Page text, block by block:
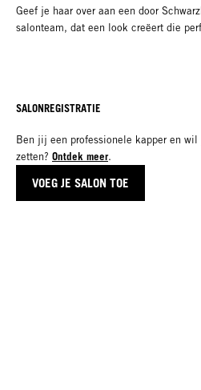
Geef je haar over aan een door
salonteam, dat een look creëert die
SALONREGISTRATIE
Ben jij een professionele kapper en
zetten? Ontdek meer.
VOEG JE SALON TOE